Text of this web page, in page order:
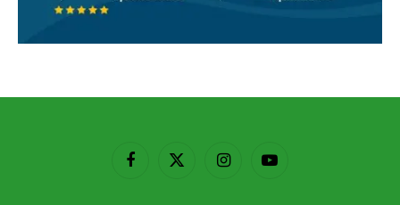
FacebookX
InstagramYouTube